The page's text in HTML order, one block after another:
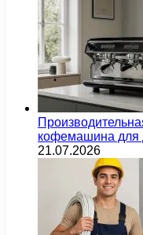
кофемашина для
21.07.2026